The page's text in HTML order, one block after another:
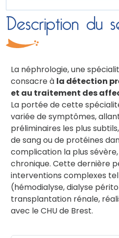
Description du
La néphrologie, une
consacre à
la détection
et au traitement des
La portée de cette
variée de symptômes,
préliminaires les plus
de sang ou de protéines
complication la plus
chronique. Cette dernière
interventions complexes
(hémodialyse, dialyse
transplantation rénale,
avec le CHU de Brest.